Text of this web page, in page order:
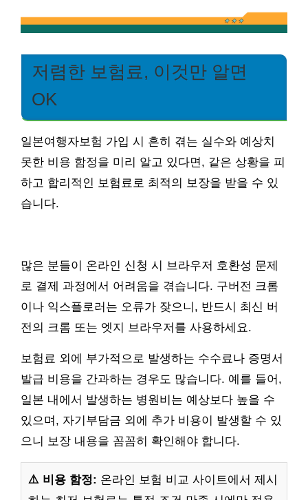
저렴한 보험료, 이것만 알면
OK
일본여행자보험 가입 시 흔히 겪는 실수와 예상치
못한 비용 함정을 미리 알고 있다면, 같은 상황을 피
하고 합리적인 보험료로 최적의 보장을 받을 수 있
습니다.
많은 분들이 온라인 신청 시 브라우저 호환성 문제
로 결제 과정에서 어려움을 겪습니다. 구버전 크롬
이나 익스플로러는 오류가 잦으니, 반드시 최신 버
전의 크롬 또는 엣지 브라우저를 사용하세요.
보험료 외에 부가적으로 발생하는 수수료나 증명서
발급 비용을 간과하는 경우도 많습니다. 예를 들어,
일본 내에서 발생하는 병원비는 예상보다 높을 수
있으며, 자기부담금 외에 추가 비용이 발생할 수 있
으니 보장 내용을 꼼꼼히 확인해야 합니다.
⚠️ 비용 함정: 온라인 보험 비교 사이트에서 제시